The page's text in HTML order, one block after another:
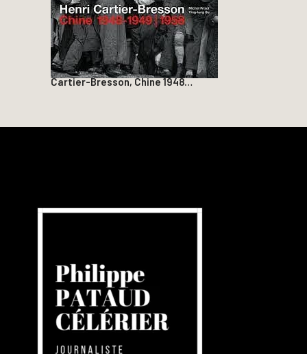
Cartier-Bresson, Chine 1948…